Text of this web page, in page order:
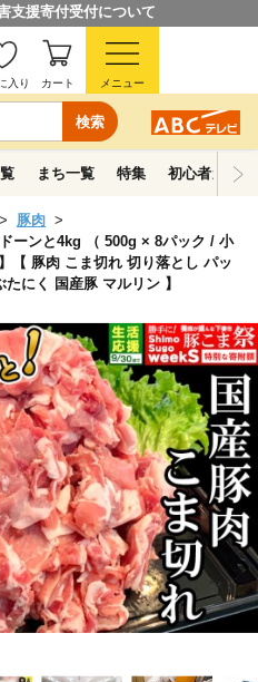
支援寄付受付について
検索
入り カート メニュー
まち一覧 特集 初心者ガイド
豚肉
ーンと4kg （ 500g × 8パック / 小
【 豚肉 こま切れ 切り落とし パッ
にく 国産豚 マルリン 】